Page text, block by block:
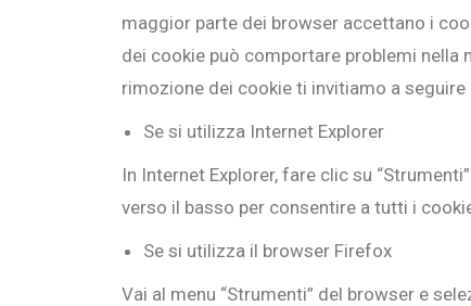
maggior parte dei browser accettano i
dei cookie può comportare problemi
rimozione dei cookie ti invitiamo a
Se si utilizza Internet Explorer
In Internet Explorer, fare clic su
verso il basso per consentire a tutti i
Se si utilizza il browser Firefox
Vai al menu “Strumenti” del browser e